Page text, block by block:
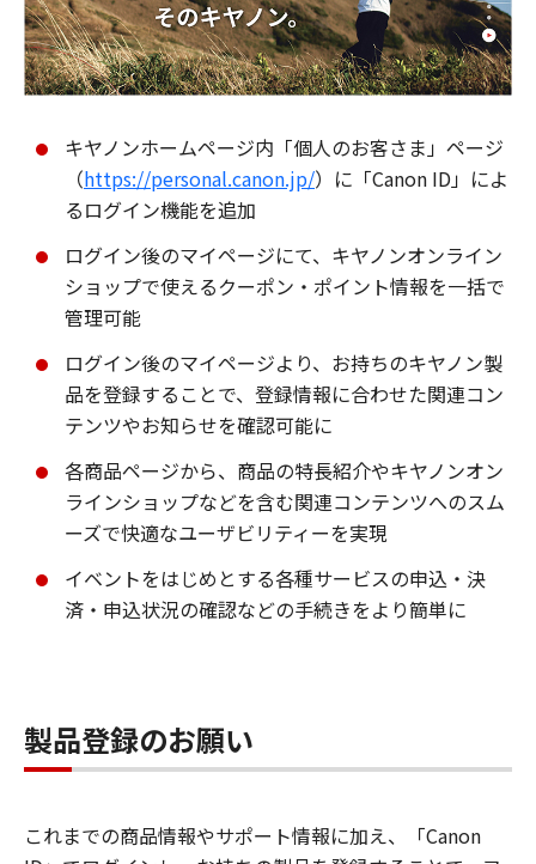
キヤノンホームページ内「個人のお客さま」ページ
（https://personal.canon.jp/）に「Canon ID」によ
るログイン機能を追加
ログイン後のマイページにて、キヤノンオンライン
ショップで使えるクーポン・ポイント情報を一括で
管理可能
ログイン後のマイページより、お持ちのキヤノン製
品を登録することで、登録情報に合わせた関連コン
テンツやお知らせを確認可能に
各商品ページから、商品の特長紹介やキヤノンオン
ラインショップなどを含む関連コンテンツへのスム
ーズで快適なユーザビリティーを実現
イベントをはじめとする各種サービスの申込・決
済・申込状況の確認などの手続きをより簡単に
製品登録のお願い
これまでの商品情報やサポート情報に加え、「Canon